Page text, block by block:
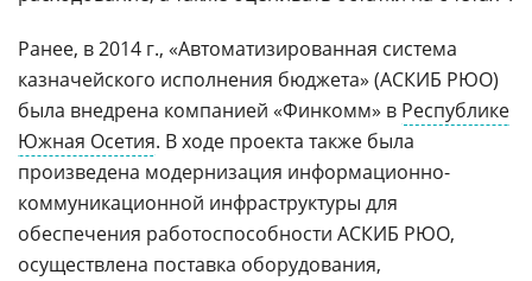
Ранее, в 2014 г., «Автоматизированная система
казначейского исполнения бюджета» (АСКИБ РЮО)
была внедрена компанией «Финкомм» в Республике
Южная Осетия. В ходе проекта также была
произведена модернизация информационно-
коммуникационной инфраструктуры для
обеспечения работоспособности АСКИБ РЮО,
осуществлена поставка оборудования,